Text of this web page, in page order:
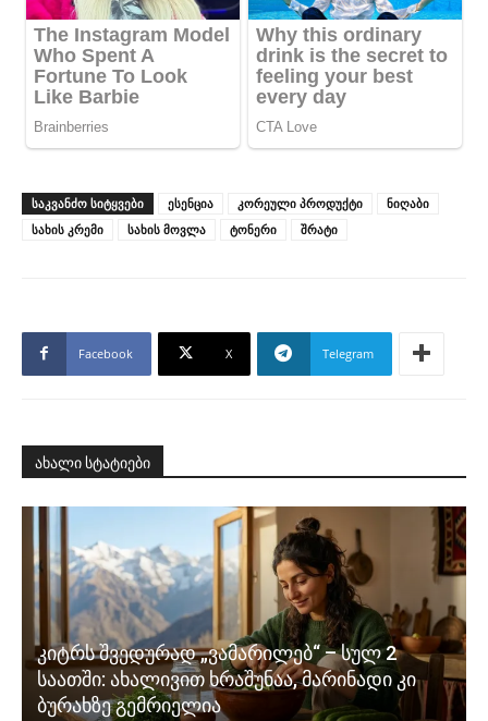
ᲡᲐᲙᲕᲐᲜᲫᲝ ᲡᲘᲢᲧᲕᲔᲑᲘ ესენცია კორეული პროდუქტი
ნიღაბი
სახის კრემი
სახის მოვლა ტონერი შრატი
Facebook X Telegram
ახალი სტატიები
კიტრს შვედურად „ვამარილებ“ – სულ 2
საათში: ახალივით ხრაშუნაა, მარინადი კი
ბურახზე გემრიელია